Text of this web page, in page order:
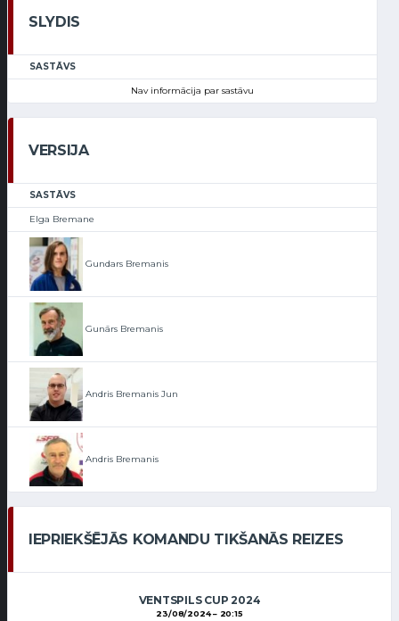
SLYDIS
SASTĀVS
Nav informācija par sastāvu
VERSIJA
SASTĀVS
Elga Bremane
Gundars Bremanis
Gunārs Bremanis
Andris Bremanis Jun
Andris Bremanis
IEPRIEKŠĒJĀS KOMANDU TIKŠANĀS REIZES
VENTSPILS CUP 2024
23/08/2024 20:15